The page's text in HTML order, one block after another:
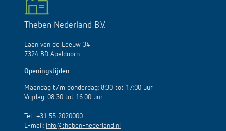
Theben Nederland B.V.
Laan van de Leeuw 34
7324 BD Apeldoorn
Openingstijden
Maandag t/m donderdag: 8:30 tot 17:00 uur
Vrijdag: 08:30 tot 16:00 uur
Tel.: +31 55 2020000
E-mail: info@theben-nederland.nl